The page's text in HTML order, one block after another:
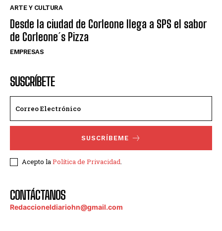
ARTE Y CULTURA
Desde la ciudad de Corleone llega a SPS el sabor
de Corleone´s Pizza
EMPRESAS
SUSCRÍBETE
SUSCRÍBEME
Acepto laPolítica de Privacidad.
CONTÁCTANOS
Redaccioneldiariohn@gmail.com